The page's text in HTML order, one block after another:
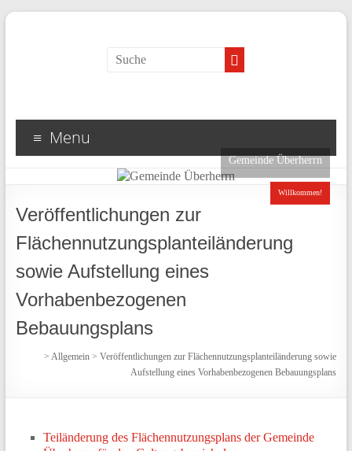
Menu
Gemeinde Überherrn
Willkommen!
Veröffentlichungen zur
Flächennutzungsplanteiländerung
sowie Aufstellung eines
Vorhabenbezogenen
Bebauungsplans
>Allgemein >Veröffentlichungen zur Flächennutzungsplanteiländerung sowie
Aufstellung eines Vorhabenbezogenen Bebauungsplans
Teiländerung des Flächennutzungsplans der Gemeinde